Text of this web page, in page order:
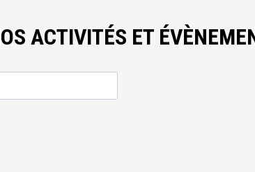
ACTIVITÉS ET